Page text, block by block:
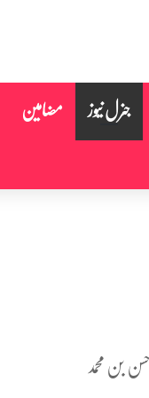
جنرل نیوز مضامین
بن محمد